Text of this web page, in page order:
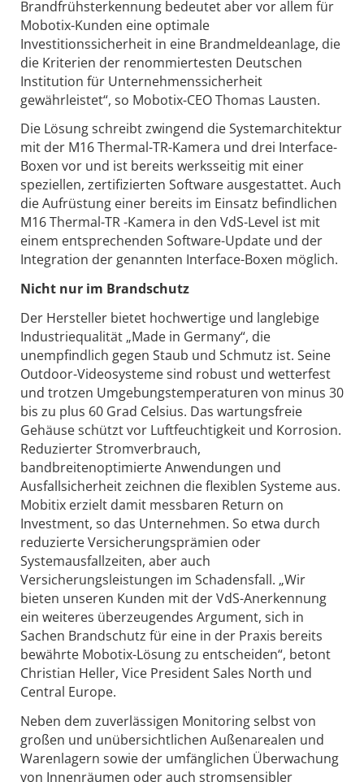
Brandfrühsterkennung bedeutet aber vor allem für
Mobotix-Kunden eine optimale
Investitionssicherheit in eine Brandmeldeanlage, die
die Kriterien der renommiertesten Deutschen
Institution für Unternehmenssicherheit
gewährleistet“, so Mobotix-CEO Thomas Lausten.
Die Lösung schreibt zwingend die Systemarchitektur
mit der M16 Thermal-TR-Kamera und drei Interface-
Boxen vor und ist bereits werksseitig mit einer
speziellen, zertifizierten Software ausgestattet. Auch
die Aufrüstung einer bereits im Einsatz befindlichen
M16 Thermal-TR -Kamera in den VdS-Level ist mit
einem entsprechenden Software-Update und der
Integration der genannten Interface-Boxen möglich.
Nicht nur im Brandschutz
Der Hersteller bietet hochwertige und langlebige
Industriequalität „Made in Germany“, die
unempfindlich gegen Staub und Schmutz ist. Seine
Outdoor-Videosysteme sind robust und wetterfest
und trotzen Umgebungstemperaturen von minus 30
bis zu plus 60 Grad Celsius. Das wartungsfreie
Gehäuse schützt vor Luftfeuchtigkeit und Korrosion.
Reduzierter Stromverbrauch,
bandbreitenoptimierte Anwendungen und
Ausfallsicherheit zeichnen die flexiblen Systeme aus.
Mobitix erzielt damit messbaren Return on
Investment, so das Unternehmen. So etwa durch
reduzierte Versicherungsprämien oder
Systemausfallzeiten, aber auch
Versicherungsleistungen im Schadensfall. „Wir
bieten unseren Kunden mit der VdS-Anerkennung
ein weiteres überzeugendes Argument, sich in
Sachen Brandschutz für eine in der Praxis bereits
bewährte Mobotix-Lösung zu entscheiden“, betont
Christian Heller, Vice President Sales North und
Central Europe.
Neben dem zuverlässigen Monitoring selbst von
großen und unübersichtlichen Außenarealen und
Warenlagern sowie der umfänglichen Überwachung
von Innenräumen oder auch stromsensibler